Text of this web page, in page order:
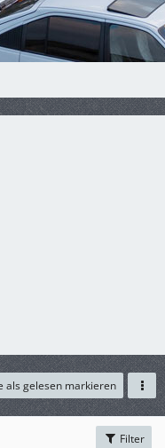
als gelesen markieren
Filter